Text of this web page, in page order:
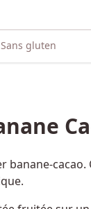
Sans gluten
banane-cacao.